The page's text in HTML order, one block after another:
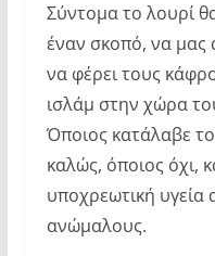
Σύντομα το λουρί
έναν σκοπό, να μας
να φέρει τους
ισλάμ στην χώρα
Όποιος κατάλαβε
καλώς, όποιος όχι,
υποχρεωτική υγεία
ανώμαλους.